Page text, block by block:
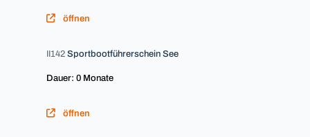
öffnen
II142 Sportbootführerschein See
Dauer: 0 Monate
öffnen